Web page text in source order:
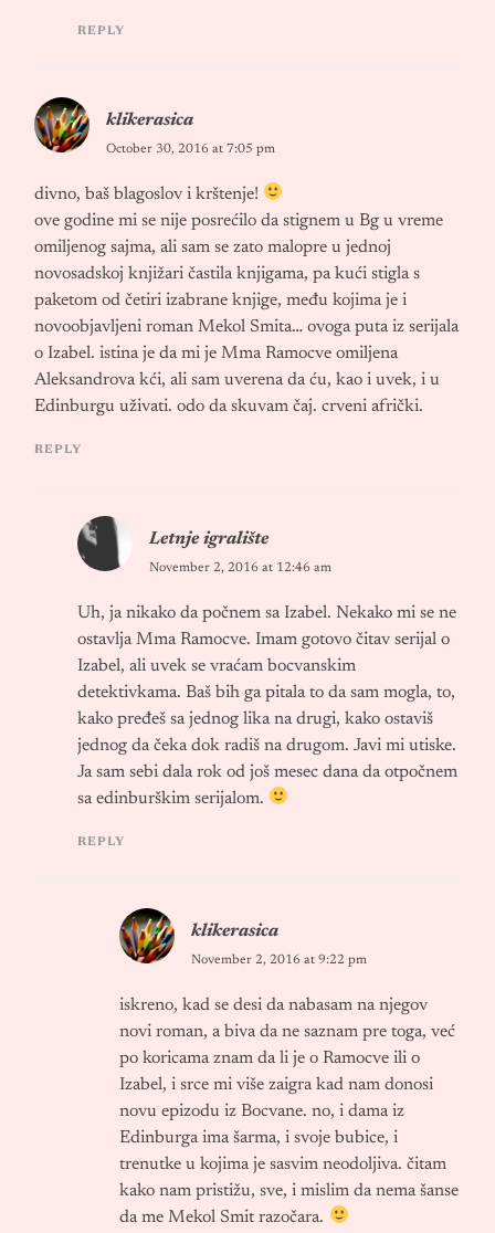
REPLY
klikerasica
October 30, 2016 at 7:05 pm
divno, baš blagoslov i krštenje!
ove godine mi se nije posrećilo da stignem u Bg u vreme
omiljenog sajma, ali sam se zato malopre u jednoj
novosadskoj knjižari častila knjigama, pa kući stigla s
paketom od četiri izabrane knjige, među kojima je i
novoobjavljeni roman Mekol Smita… ovoga puta iz serijala
o Izabel. istina je da mi je Mma Ramocve omiljena
Aleksandrova kći, ali sam uverena da ću, kao i uvek, i u
Edinburgu uživati. odo da skuvam čaj. crveni afrički.
REPLY
Letnje igralište
November 2, 2016 at 12:46 am
Uh, ja nikako da počnem sa Izabel. Nekako mi se ne
ostavlja Mma Ramocve. Imam gotovo čitav serijal o
Izabel, ali uvek se vraćam bocvanskim
detektivkama. Baš bih ga pitala to da sam mogla, to,
kako pređeš sa jednog lika na drugi, kako ostaviš
jednog da čeka dok radiš na drugom. Javi mi utiske.
Ja sam sebi dala rok od još mesec dana da otpočnem
sa edinburškim serijalom.
REPLY
klikerasica
November 2, 2016 at 9:22 pm
iskreno, kad se desi da nabasam na njegov
novi roman, a biva da ne saznam pre toga, već
po koricama znam da li je o Ramocve ili o
Izabel, i srce mi više zaigra kad nam donosi
novu epizodu iz Bocvane. no, i dama iz
Edinburga ima šarma, i svoje bubice, i
trenutke u kojima je sasvim neodoljiva. čitam
kako nam pristižu, sve, i mislim da nema šanse
da me Mekol Smit razočara.